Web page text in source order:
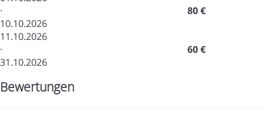
·
10.10.2026
80 €
11.10.2026
·
31.10.2026
60 €
Bewertungen